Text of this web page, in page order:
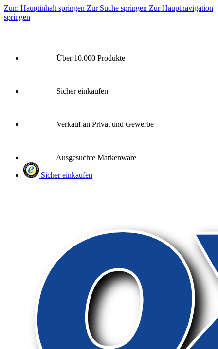
Zum Hauptinhalt springen Zur Suche springen Zur Hauptnavigation
springen
Über 10.000 Produkte
Sicher einkaufen
Verkauf an Privat und Gewerbe
Ausgesuchte Markenware
Sicher einkaufen